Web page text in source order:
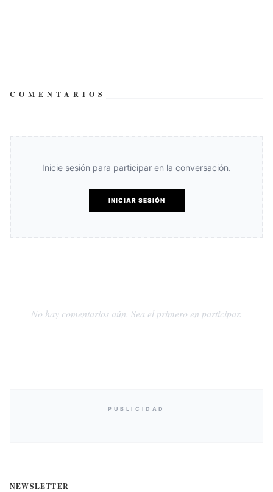
COMENTARIOS
Inicie sesión para participar en la conversación.
INICIAR SESIÓN
No hay comentarios aún. Sea el primero en participar.
PUBLICIDAD
NEWSLETTER